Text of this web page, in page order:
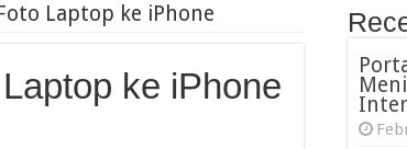
Laptop ke iPhone
ke iPhone